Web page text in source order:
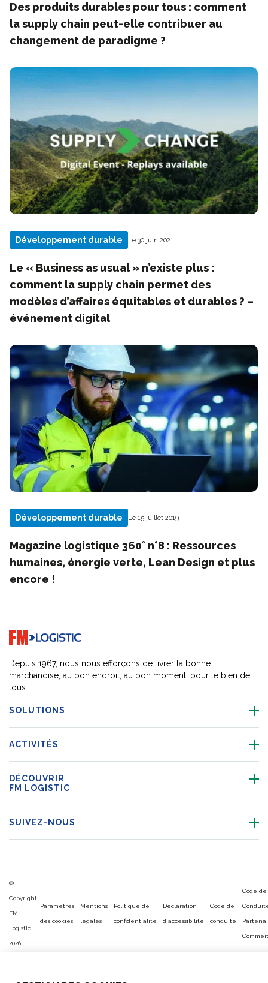
Des produits durables pour tous : comment
la supply chain peut-elle contribuer au
changement de paradigme ?
Développement durable Le 30 juin 2021
Le « Business as usual » n’existe plus :
comment la supply chain permet des
modèles d’affaires équitables et durables ? –
événement digital
Développement durable Le 15 juillet 2019
Magazine logistique 360° n°8 : Ressources
humaines, énergie verte, Lean Design et plus
encore !
Go to home page
Depuis 1967, nous nous efforçons de livrer la bonne
marchandise, au bon endroit, au bon moment, pour le bien de
tous.
SOLUTIONS
ACTIVITÉS
DÉCOUVRIR
FM LOGISTIC
SUIVEZ-NOUS
©
Copyright
FM
Logistic,
2026
Paramètres
des cookies
Mentions
légales
Politique de
confidentialité
Déclaration
d'accessibilité
Code de
conduite
Code de